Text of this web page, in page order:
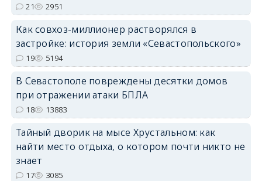
21 2951
Как совхоз-миллионер растворялся в
застройке: история земли «Севастопольского»
19 5194
В Севастополе повреждены десятки домов
при отражении атаки БПЛА
18 13883
Тайный дворик на мысе Хрустальном: как
найти место отдыха, о котором почти никто не
знает
17 3085